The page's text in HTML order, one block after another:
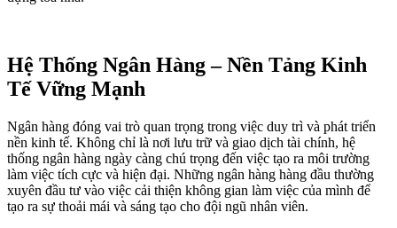
Hệ Thống Ngân Hàng – Nền Tảng Kinh
Tế Vững Mạnh
Ngân hàng đóng vai trò quan trọng trong việc duy trì và phát triển
nền kinh tế. Không chỉ là nơi lưu trữ và giao dịch tài chính, hệ
thống ngân hàng ngày càng chú trọng đến việc tạo ra môi trường
làm việc tích cực và hiện đại. Những ngân hàng hàng đầu thường
xuyên đầu tư vào việc cải thiện không gian làm việc của mình để
tạo ra sự thoải mái và sáng tạo cho đội ngũ nhân viên.